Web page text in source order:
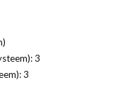
3
3